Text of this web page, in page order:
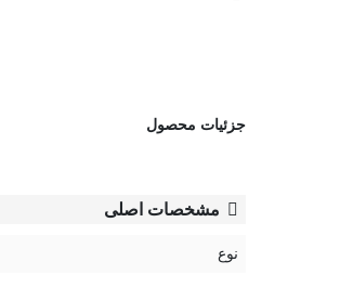
جزئیات محصول
مشخصات اصلی
نوع